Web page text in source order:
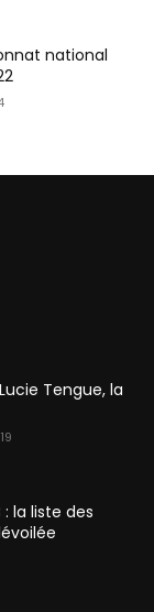
national
Tengue, la
: la liste des